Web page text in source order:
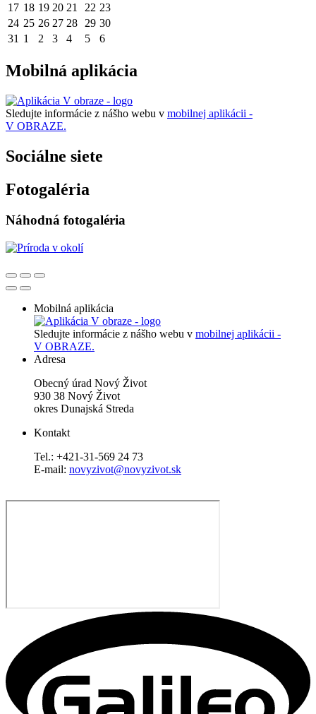
17 18 19 20 21 22 23
24 25 26 27 28 29 30
31 1 2 3 4 5 6
Mobilná aplikácia
Sledujte informácie z nášho webu v mobilnej aplikácii -
V OBRAZE.
Sociálne siete
Fotogaléria
Náhodná fotogaléria
Mobilná aplikácia
Sledujte informácie z nášho webu v mobilnej aplikácii -
V OBRAZE.
Adresa
Obecný úrad Nový Život
930 38 Nový Život
okres Dunajská Streda
Kontakt
Tel.: +421-31-569 24 73
E-mail: novyzivot@novyzivot.sk